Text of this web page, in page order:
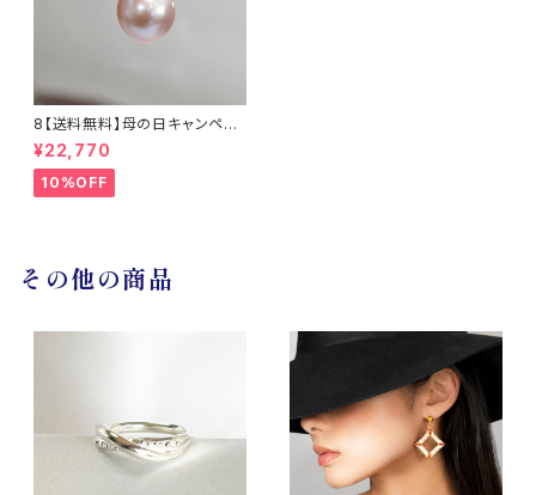
8【送料無料】母の日キャンペー
ン 淡水真珠とサファイアのネッ
クレス14KGF / TWINKLE
¥22,770
10%OFF
その他の商品